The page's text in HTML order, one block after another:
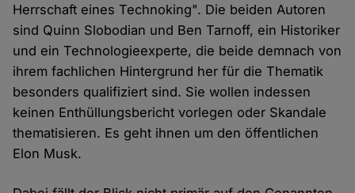
Herrschaft eines Technoking". Die beiden Autoren
sind Quinn Slobodian und Ben Tarnoff, ein Historiker
und ein Technologieexperte, die beide demnach von
ihrem fachlichen Hintergrund her für die Thematik
besonders qualifiziert sind. Sie wollen indessen
keinen Enthüllungsbericht vorlegen oder Skandale
thematisieren. Es geht ihnen um den öffentlichen
Elon Musk.